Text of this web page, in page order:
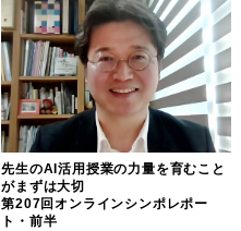
先生のAI活用授業の力量を育むこと
がまずは大切
第207回オンラインシンポレポー
ト・前半